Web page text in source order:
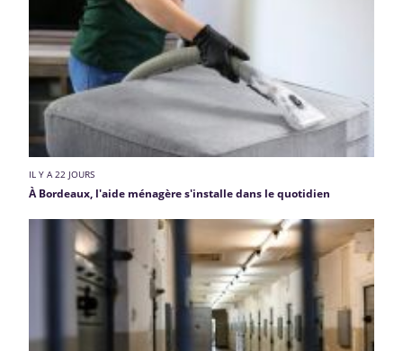
IL Y A 22 JOURS
À Bordeaux, l'aide ménagère s'installe dans le quotidien